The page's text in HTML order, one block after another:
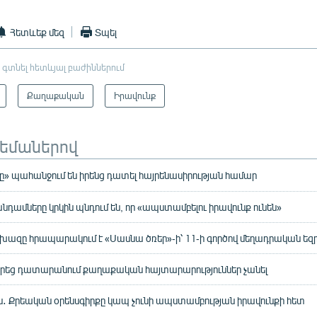
Հետևեք մեզ Տպել
հետևյալ բաժիններում
Քաղաքական Իրավունք
պահանջում են իրենց դատել հայրենասիրության համար
կրկին պնդում են, որ «ապստամբելու իրավունք ունեն»
հրապարակում է «Սասնա ծռեր»-ի՝ 11-ի գործով մեղադրական
դատարանում քաղաքական հայտարարություններ չանել
Քրեական օրենսգիրքը կապ չունի ապստամբության իրավունքի հետ